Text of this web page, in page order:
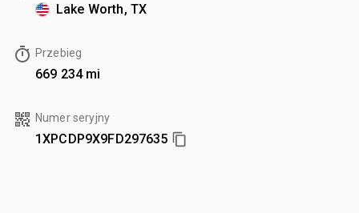
Lake Worth, TX
Przebieg
669 234 mi
Numer seryjny
1XPCDP9X9FD297635